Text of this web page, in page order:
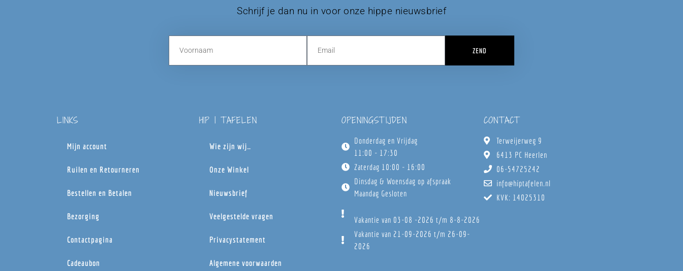
Schrijf je dan nu in voor onze hippe nieuwsbrief
ZEND
LINKS
Mijn account
Ruilen en Retourneren
Bestellen en Betalen
Bezorging
Contactpagina
Cadeaubon
HIP | TAFELEN
Wie zijn wij…
Onze Winkel
Nieuwsbrief
Veelgestelde vragen
Privacystatement
Algemene voorwaarden
OPENINGSTIJDEN
Donderdag en Vrijdag
11:00 - 17:30
Zaterdag 10:00 - 16:00
Dinsdag & Woensdag op afspraak
Maandag Gesloten
Vakantie van 03-08 -2026 t/m 8-8-2026
Vakantie van 21-09-2026 t/m 26-09-
2026
CONTACT
Terweijerweg 9
6413 PC Heerlen
06-54725242
info@hiptafelen.nl
KVK: 14025310